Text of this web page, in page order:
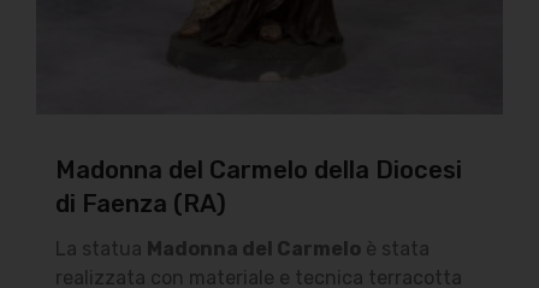
Madonna del Carmelo della Diocesi
di Faenza (RA)
La statua Madonna del Carmelo è stata
realizzata con materiale e tecnica terracotta